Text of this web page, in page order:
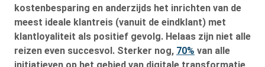
kostenbesparing en anderzijds het inrichten van de
meest ideale klantreis (vanuit de eindklant) met
klantloyaliteit als positief gevolg. Helaas zijn niet alle
reizen even succesvol. Sterker nog, 70% van alle